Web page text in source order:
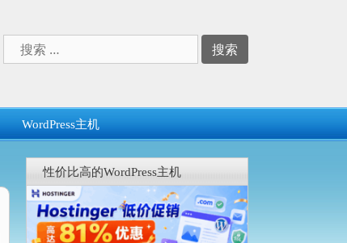
索：
WordPress主机
性价比高的WordPress主机